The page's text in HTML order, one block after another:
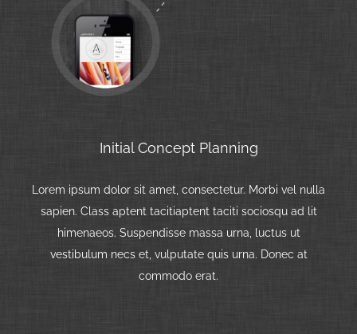
Initial Concept Planning
Lorem ipsum dolor sit amet, consectetur. Morbi vel nulla
sapien. Class aptent tacitiaptent taciti sociosqu ad lit
himenaeos. Suspendisse massa urna, luctus ut
vestibulum necs et, vulputate quis urna. Donec at
commodo erat.